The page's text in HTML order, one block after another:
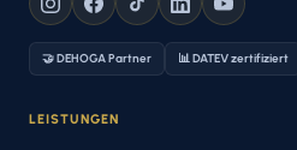
🤝 DEHOGA Partner 📊 DATEV zertifiziert
LEISTUNGEN